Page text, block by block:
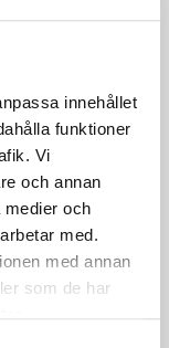
innehållet
funktioner
Vi
och annan
medier och
med.
med annan
som de har